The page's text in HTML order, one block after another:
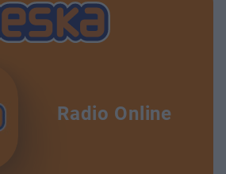
Radio Online